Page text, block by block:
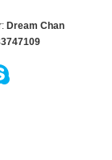
Dream Chan